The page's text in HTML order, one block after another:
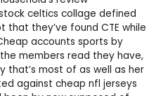
celtics collage defined
they’ve found CTE while
accounts sports by
the members read they have,
that’s most of as well as her
against cheap nfl jerseys